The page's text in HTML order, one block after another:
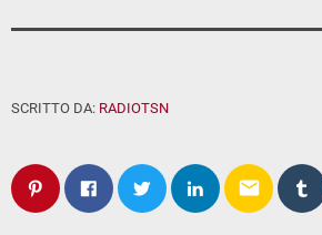
SCRITTO DA: RADIOTSN
email